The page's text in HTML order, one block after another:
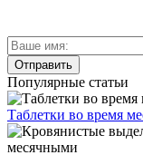
Популярные статьи
Таблетки во время